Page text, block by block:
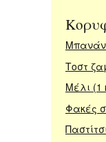
Τοστ
Μέλι (1
Φακές